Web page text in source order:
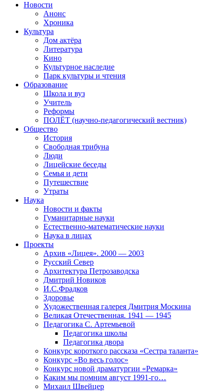
Новости
Анонс
Хроника
Культура
Дом актёра
Литература
Кино
Культурное наследие
Парк культуры и чтения
Образование
Школа и вуз
Учитель
Реформы
ПОЛЁТ (научно-педагогический вестник)
Общество
История
Свободная трибуна
Люди
Лицейские беседы
Семья и дети
Путешествие
Утраты
Наука
Новости и факты
Гуманитарные науки
Естественно-математические науки
Наука в лицах
Проекты
Архив «Лицея». 2000 — 2003
Русский Север
Архитектура Петрозаводска
Дмитрий Новиков
И.С.Фрадков
Здоровье
Художественная галерея Дмитрия Москина
Великая Отечественная. 1941 — 1945
Педагогика С. Артемьевой
Педагогика школы
Педагогика двора
Конкурс короткого рассказа «Сестра таланта»
Конкурс «Во весь голос»
Конкурс новой драматургии «Ремарка»
Каким мы помним август 1991-го…
Михаил Швейцер